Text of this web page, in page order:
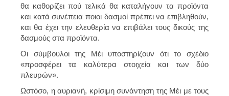
θα καθορίζει πού τελικά θα καταλήγουν τα προϊόντα
και κατά συνέπεια ποιοι δασμοί πρέπει να επιβληθούν,
και θα έχει την ελευθερία να επιβάλει τους δικούς της
δασμούς στα προϊόντα.
Οι σύμβουλοι της Μέι υποστηρίζουν ότι το σχέδιο
«προσφέρει τα καλύτερα στοιχεία και των δύο
πλευρών».
Ωστόσο, η αυριανή, κρίσιμη συνάντηση της Μέι με τους